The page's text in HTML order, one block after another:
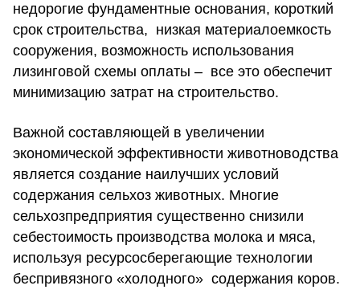
недорогие фундаментные основания, короткий
срок строительства, низкая материалоемкость
сооружения, возможность использования
лизинговой схемы оплаты – все это обеспечит
минимизацию затрат на строительство.
Важной составляющей в увеличении
экономической эффективности животноводства
является создание наилучших условий
содержания сельхоз животных. Многие
сельхозпредприятия существенно снизили
себестоимость производства молока и мяса,
используя ресурсосберегающие технологии
беспривязного «холодного» содержания коров.